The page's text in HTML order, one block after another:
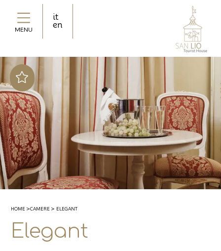
MENU
it
en
Upgrade gratuito in
base alla disponibilità
Offerta segreta! Fino
al 50% di sconto
2 bottiglie di acqua
minerale in omaggio
HOME CAMERE ELEGANT
Elegant